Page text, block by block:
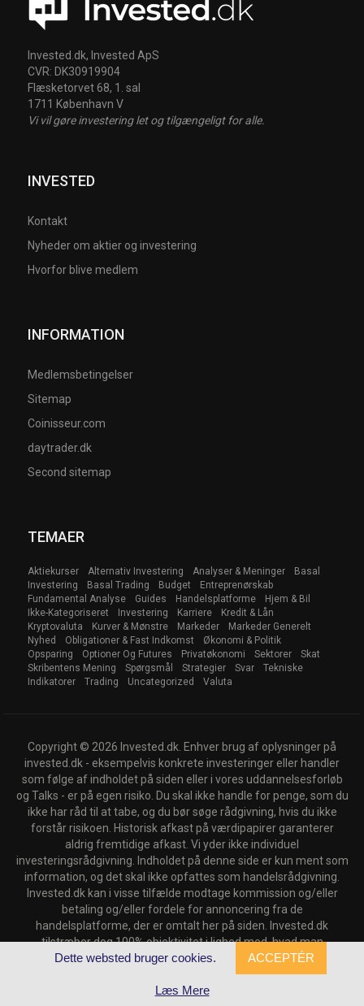
Invested.dk, Invested ApS
CVR: DK30919904
Flæsketorvet 68, 1. sal
1711 København V
Vi vil gøre investering let og tilgængeligt for alle.
INVESTED
Kontakt
Nyheder om aktier og investering
Hvorfor blive medlem
INFORMATION
Medlemsbetingelser
Sitemap
Coinisseur.com
daytrader.dk
Second sitemap
TEMAER
Aktiekurser Alternativ Investering Analyser & Meninger
Basal
Investering
Basal Trading Budget
Entreprenørskab
Fundamental Analyse
Guides Handelsplatforme
Hjem & Bil
Ikke-Kategoriseret
Investering Karriere
Kredit & Lån
Kryptovaluta
Kurver & Mønstre Markeder
Markeder Generelt
Nyhed
Obligationer & Fast Indkomst
Økonomi & Politik
Opsparing
Optioner Og Futures Privatøkonomi Sektorer
Skat
Skribentens Mening
Spørgsmål Strategier Svar
Tekniske
Indikatorer
Trading Uncategorized Valuta
Copyright © 2026 Invested.dk. Enhver brug af oplysninger på
invested.dk - eksempelvis konkrete investeringer eller handler
som følge af indholdet på siden eller i vores uddannelsesforløb
og Talks - er på egen risiko. Du skal ikke handle for penge, som du
ikke har råd til at tabe, og du bør søge rådgivning, hvis du ikke
forstår risikoen. Historisk afkast på værdipapirer garanterer
aldrig fremtidige afkast. Vi yder ikke individuel
investeringsrådgivning. Indholdet på denne side er kun ment som
information, og det skal ikke opfattes som handelsrådgivning.
Invested.dk kan i visse tilfælde modtage kommission og/eller
betaling og/eller fordele for annoncering fra de
handelsplatforme, der er omtalt her på siden. Invested.dk
tilstræber dog 100% objektivitet i lighed med, hvad man
genfinder hos andre typer professionelle medier.
Back to top
Dette websted bruger cookies. ACCEPTÉR
Læs Mere